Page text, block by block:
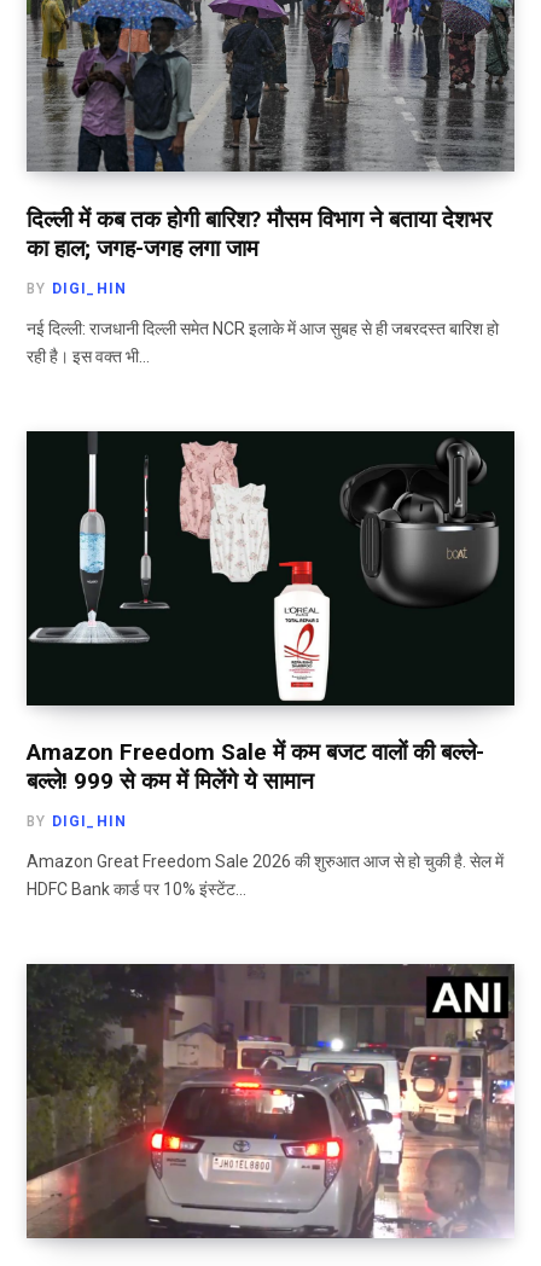
दिल्ली में कब तक होगी बारिश? मौसम विभाग ने बताया देशभर
का हाल; जगह-जगह लगा जाम
BY DIGI_HIN
नई दिल्ली: राजधानी दिल्ली समेत NCR इलाके में आज सुबह से ही जबरदस्त बारिश हो
रही है। इस वक्त भी…
Amazon Freedom Sale में कम बजट वालों की बल्ले-
बल्ले! ₹999 से कम में मिलेंगे ये सामान
BY DIGI_HIN
Amazon Great Freedom Sale 2026 की शुरुआत आज से हो चुकी है. सेल में
HDFC Bank कार्ड पर 10% इंस्टेंट…